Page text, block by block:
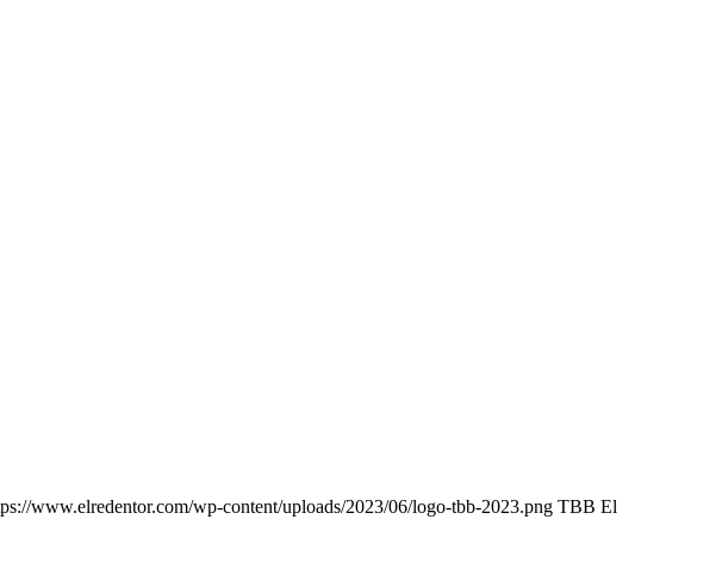
www.elredentor.com/wp-content/uploads/2023/06/logo-tbb-2023.png TBB El